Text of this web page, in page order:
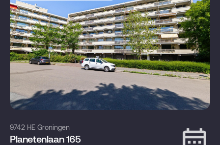
9742 HE Groningen
Planetenlaan 165